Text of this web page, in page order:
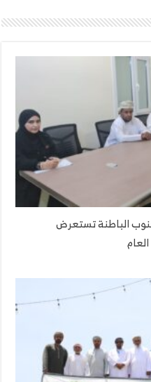
الباطنة تستعرض